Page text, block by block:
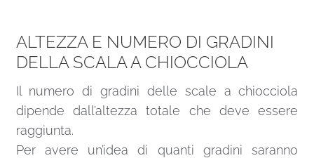
ALTEZZA E NUMERO DI GRADINI
DELLA SCALA A CHIOCCIOLA
Il numero di gradini delle scale a chiocciola
dipende dall’altezza totale che deve essere
raggiunta.
Per avere un’idea di quanti gradini saranno